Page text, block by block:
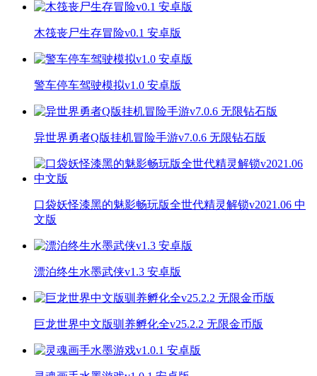
木筏丧尸生存冒险v0.1 安卓版
警车停车驾驶模拟v1.0 安卓版
异世界勇者Q版挂机冒险手游v7.0.6 无限钻石版
口袋妖怪漆黑的魅影畅玩版全世代精灵解锁v2021.06 中
文版
漂泊终生水墨武侠v1.3 安卓版
巨龙世界中文版驯养孵化全v25.2.2 无限金币版